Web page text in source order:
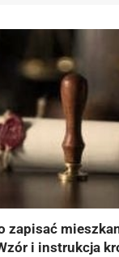
zapisać
i instrukcja